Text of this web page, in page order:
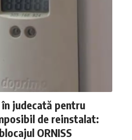
judecată pentru
de reinstalat:
ORNISS